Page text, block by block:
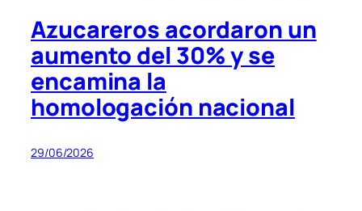
Azucareros acordaron un
aumento del 30% y se
encamina la
homologación nacional
29/06/2026